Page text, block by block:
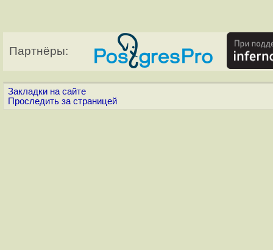
Партнёры:
Закладки на сайте
Проследить за страницей